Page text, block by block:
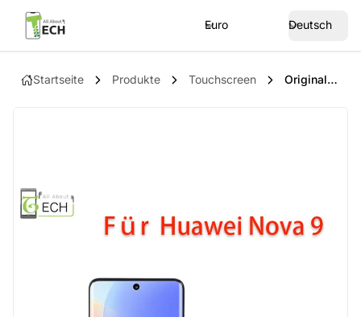
Euro Deutsch
Startseite Produkte Touchscreen Original Huawei Nova 9 NAM-LX9 LCD Display Mit Rahmen Touchscreen Bildschirm